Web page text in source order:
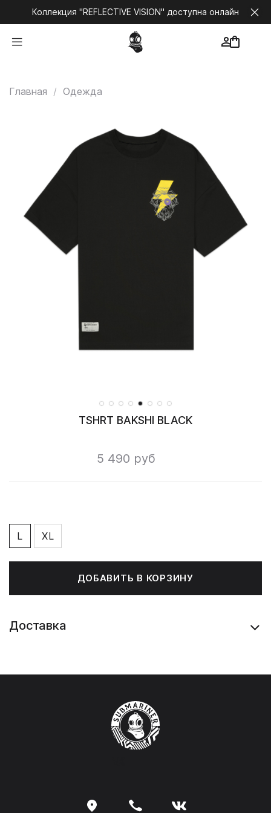
Коллекция "REFLECTIVE VISION" доступна онлайн
Главная Одежда
TSHRT BAKSHI BLACK
5 490 руб
L XL
ДОБАВИТЬ В КОРЗИНУ
Доставка